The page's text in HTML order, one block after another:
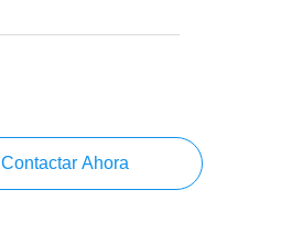
Contactar Ahora